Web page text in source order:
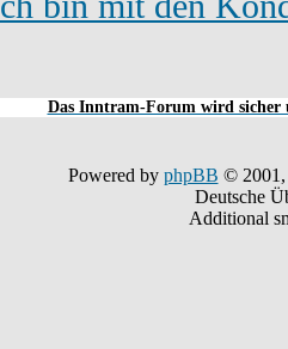
Das Inntram-Forum wird sicher
Powered by phpBB © 2001,
Deutsche
Additional